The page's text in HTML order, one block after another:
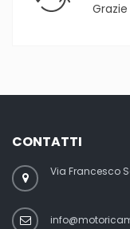
CONTATTI
Via Francesco